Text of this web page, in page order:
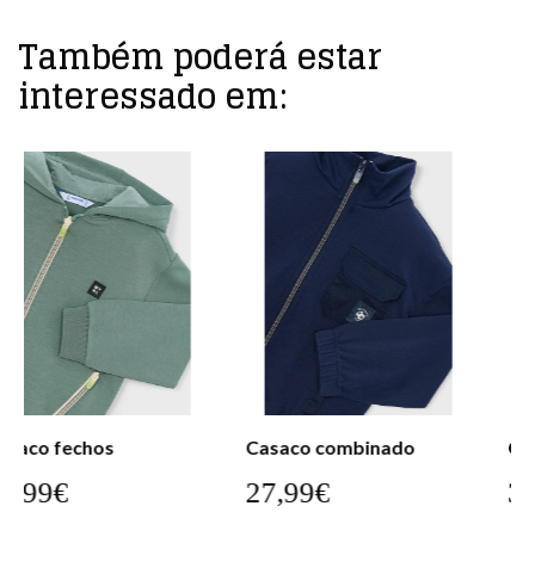
Também poderá estar
interessado em:
Casaco combinado
27,99€
Casaco combinado
32,99€